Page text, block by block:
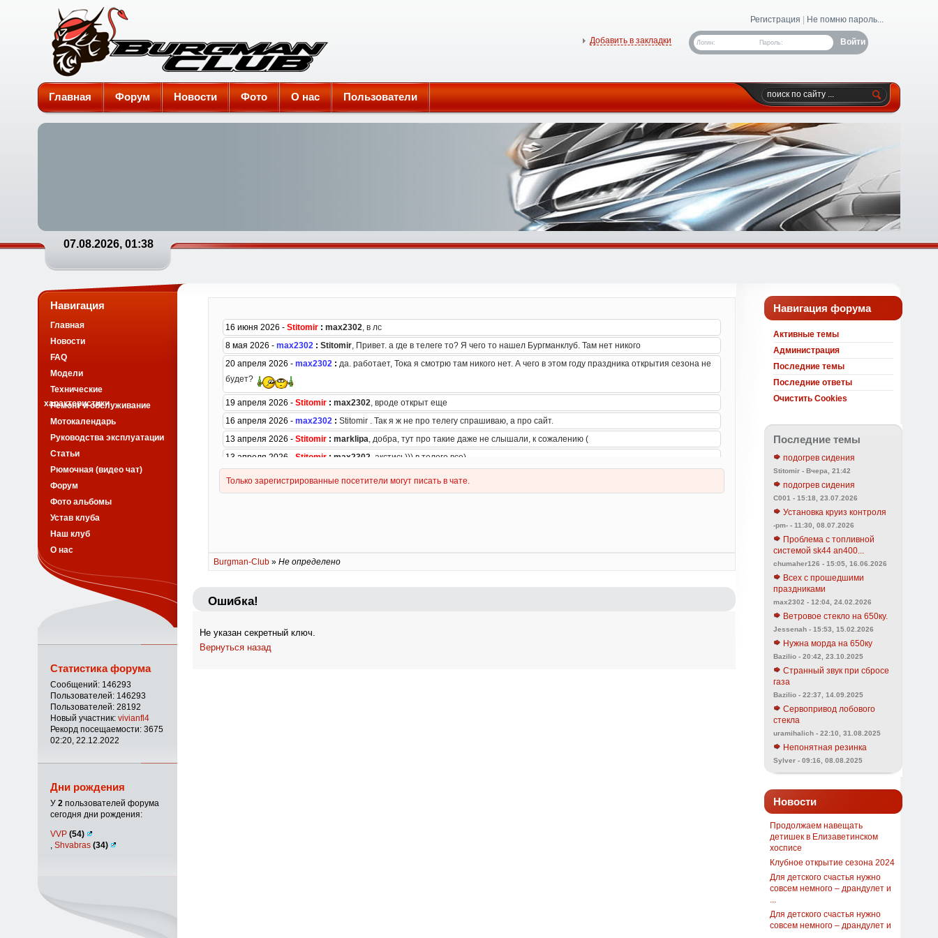
Burgman-Club
Регистрация Не помню пароль...
Логин: Пароль:
Добавить в закладки
Главная Форум Новости Фото О нас Пользователи
07.08.2026, 01:38
Burgman-Club» Не определено
Ошибка!
Не указан секретный ключ.
Вернуться назад
Навигация форума
Активные темы
Администрация
Последние темы
Последние ответы
Очистить Cookies
Последние темы
подогрев сидения
Stitomir - Вчера, 21:42
подогрев сидения
C001 - 15:18, 23.07.2026
Установка круиз контроля
-pm- - 11:30, 08.07.2026
Проблема с топливной
системой sk44 an400...
chumaher126 - 15:05, 16.06.2026
Всех с прошедшими
праздниками
max2302 - 12:04, 24.02.2026
Ветровое стекло на 650ку.
Jessenah - 15:53, 15.02.2026
Нужна морда на 650ку
Bazilio - 20:42, 23.10.2025
Странный звук при сбросе
газа
Bazilio - 22:37, 14.09.2025
Сервопривод лобового
стекла
uramihalich - 22:10, 31.08.2025
Непонятная резинка
Sylver - 09:16, 08.08.2025
Новости
Продолжаем навещать
детишек в Елизаветинском
хосписе
Клубное открытие сезона 2024
Для детского счастья нужно
совсем немного – драндулет и
Для детского счастья нужно
совсем немного – драндулет и
Навигация
Главная
Новости
FAQ
Модели
Технические
характеристики
Ремонт и обслуживание
Мотокалендарь
Руководства эксплуатации
Статьи
Рюмочная (видео чат)
Форум
Фото альбомы
Устав клуба
Наш клуб
О нас
Статистика форума
Сообщений: 146293
Пользователей: 146293
Пользователей: 28192
Новый участник: vivianfl4
Рекорд посещаемости: 3675
02:20, 22.12.2022
Дни рождения
У 2пользователей форума
сегодня дни рождения:
VVP (54)
Shvabras (34)